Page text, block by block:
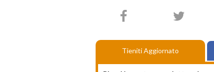
Tieniti Aggiornato